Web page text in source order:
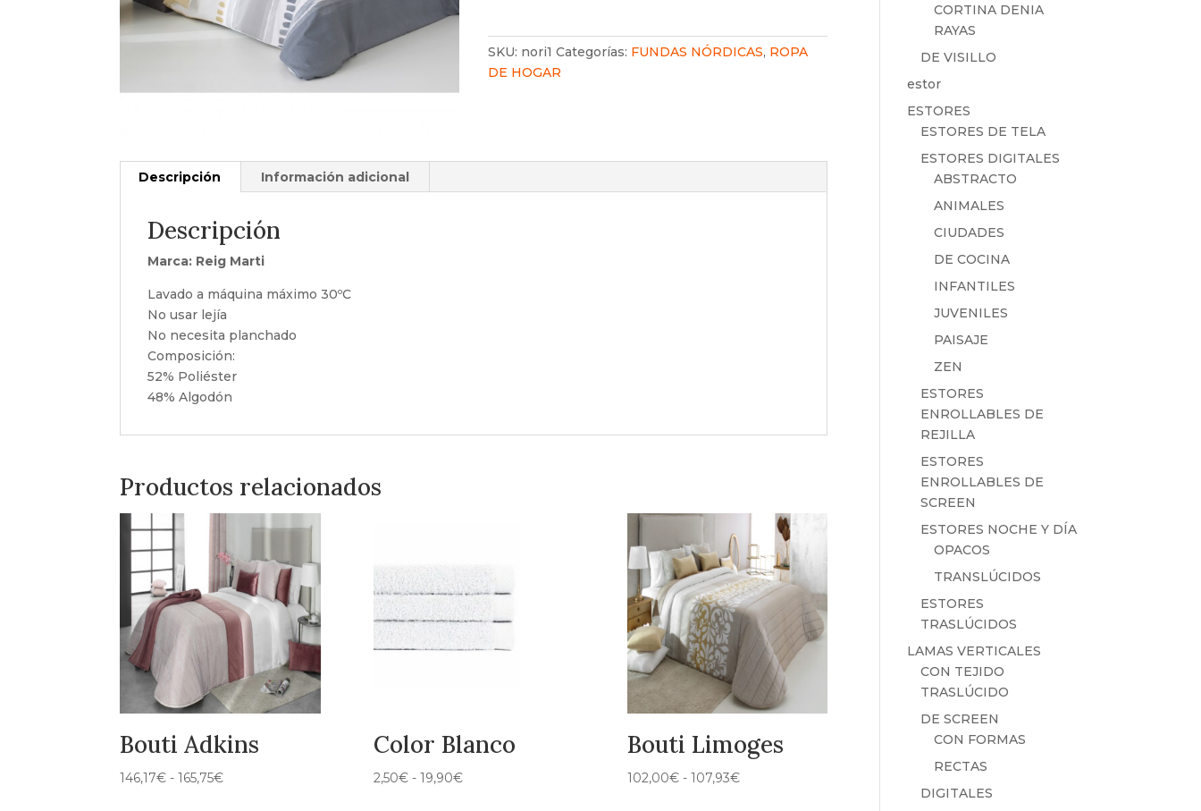
SKU: nori1 Categorías: FUNDAS NÓRDICAS, ROPA
DE HOGAR
Descripción Información adicional
Descripción
Marca: Reig Marti
Lavado a máquina máximo 30ºC
No usar lejía
No necesita planchado
Composición:
52% Poliéster
48% Algodón
Productos relacionados
Bouti Adkins
146,17€ - 165,75€Rango
Color Blanco
2,50€ - 19,90€Rango
Bouti Limoges
102,00€ - 107,93€Rango
CORTINA DENIA
RAYAS
DE VISILLO
estor
ESTORES
ESTORES DE TELA
ESTORES DIGITALES
ABSTRACTO
ANIMALES
CIUDADES
DE COCINA
INFANTILES
JUVENILES
PAISAJE
ZEN
ESTORES
ENROLLABLES DE
REJILLA
ESTORES
ENROLLABLES DE
SCREEN
ESTORES NOCHE Y DÍA
OPACOS
TRANSLÚCIDOS
ESTORES
TRASLÚCIDOS
LAMAS VERTICALES
CON TEJIDO
TRASLÚCIDO
DE SCREEN
CON FORMAS
RECTAS
DIGITALES